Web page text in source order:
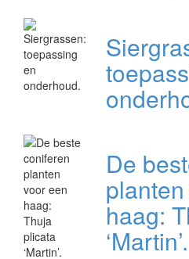
De
haag:
‘Martin’.